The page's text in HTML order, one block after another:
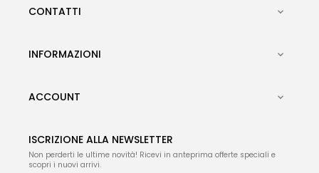
CONTATTI 
INFORMAZIONI 
ACCOUNT 
ISCRIZIONE ALLA NEWSLETTER
Non perderti le ultime novità! Ricevi in anteprima offerte speciali e
scopri i nuovi arrivi.